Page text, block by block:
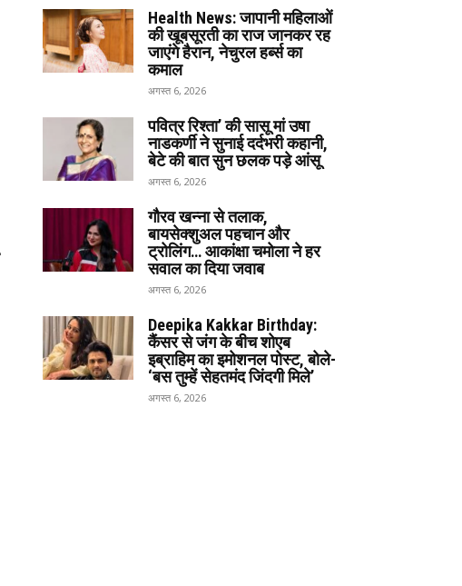
Health News: जापानी महिलाओं
की खूबसूरती का राज जानकर रह
जाएंगे हैरान, नेचुरल हर्ब्स का
कमाल
अगस्त 6, 2026
पवित्र रिश्ता’ की सासू मां उषा
नाडकर्णी ने सुनाई दर्दभरी कहानी,
बेटे की बात सुन छलक पड़े आंसू
अगस्त 6, 2026
गौरव खन्ना से तलाक,
बायसेक्शुअल पहचान और
ट्रोलिंग… आकांक्षा चमोला ने हर
सवाल का दिया जवाब
अगस्त 6, 2026
Deepika Kakkar Birthday:
कैंसर से जंग के बीच शोएब
इब्राहिम का इमोशनल पोस्ट, बोले-
‘बस तुम्हें सेहतमंद जिंदगी मिले’
अगस्त 6, 2026